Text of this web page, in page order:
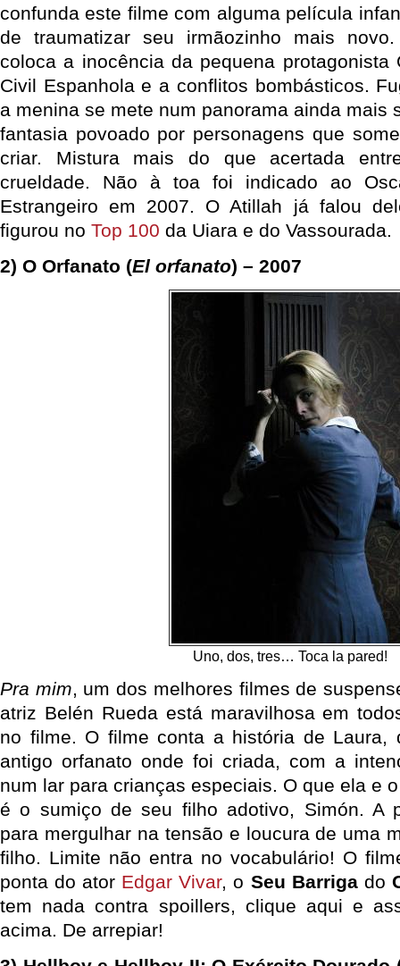
confunda este filme com alguma película
de traumatizar seu irmãozinho mais
coloca a inocência da pequena protagonista
Civil Espanhola e a conflitos bombásticos.
a menina se mete num panorama ainda mais
fantasia povoado por personagens que
criar. Mistura mais do que acertada
crueldade. Não à toa foi indicado ao
Estrangeiro em 2007. O Atillah já falou
figurou no Top 100 da Uiara e do Vassourada.
2) O Orfanato (El orfanato) – 2007
Uno, dos, tres… Toca la pared!
Pra mim, um dos melhores filmes de
atriz Belén Rueda está maravilhosa em
no filme. O filme conta a história de Laura,
antigo orfanato onde foi criada, com a
num lar para crianças especiais. O que ela e
é o sumiço de seu filho adotivo, Simón. A
para mergulhar na tensão e loucura de uma
filho. Limite não entra no vocabulário! O
ponta do ator Edgar Vivar, o Seu Barrigado
tem nada contra spoillers, clique aqui e
acima. De arrepiar!